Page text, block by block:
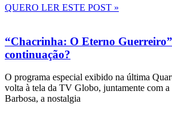
QUERO LER ESTE POST »
“Chacrinha: O Eterno
continuação?
O programa especial exibido na última
volta à tela da TV Globo, juntamente com
Barbosa, a nostalgia